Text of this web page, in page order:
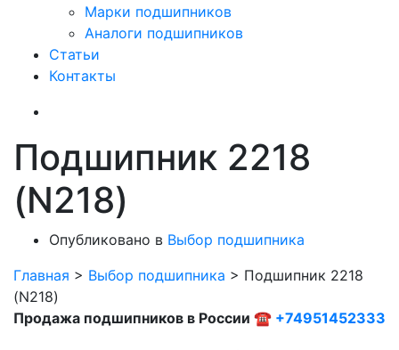
Марки подшипников
Аналоги подшипников
Статьи
Контакты
Подшипник 2218
(N218)
Опубликовано в Выбор подшипника
Главная > Выбор подшипника > Подшипник 2218
(N218)
Продажа подшипников в России ☎ +74951452333